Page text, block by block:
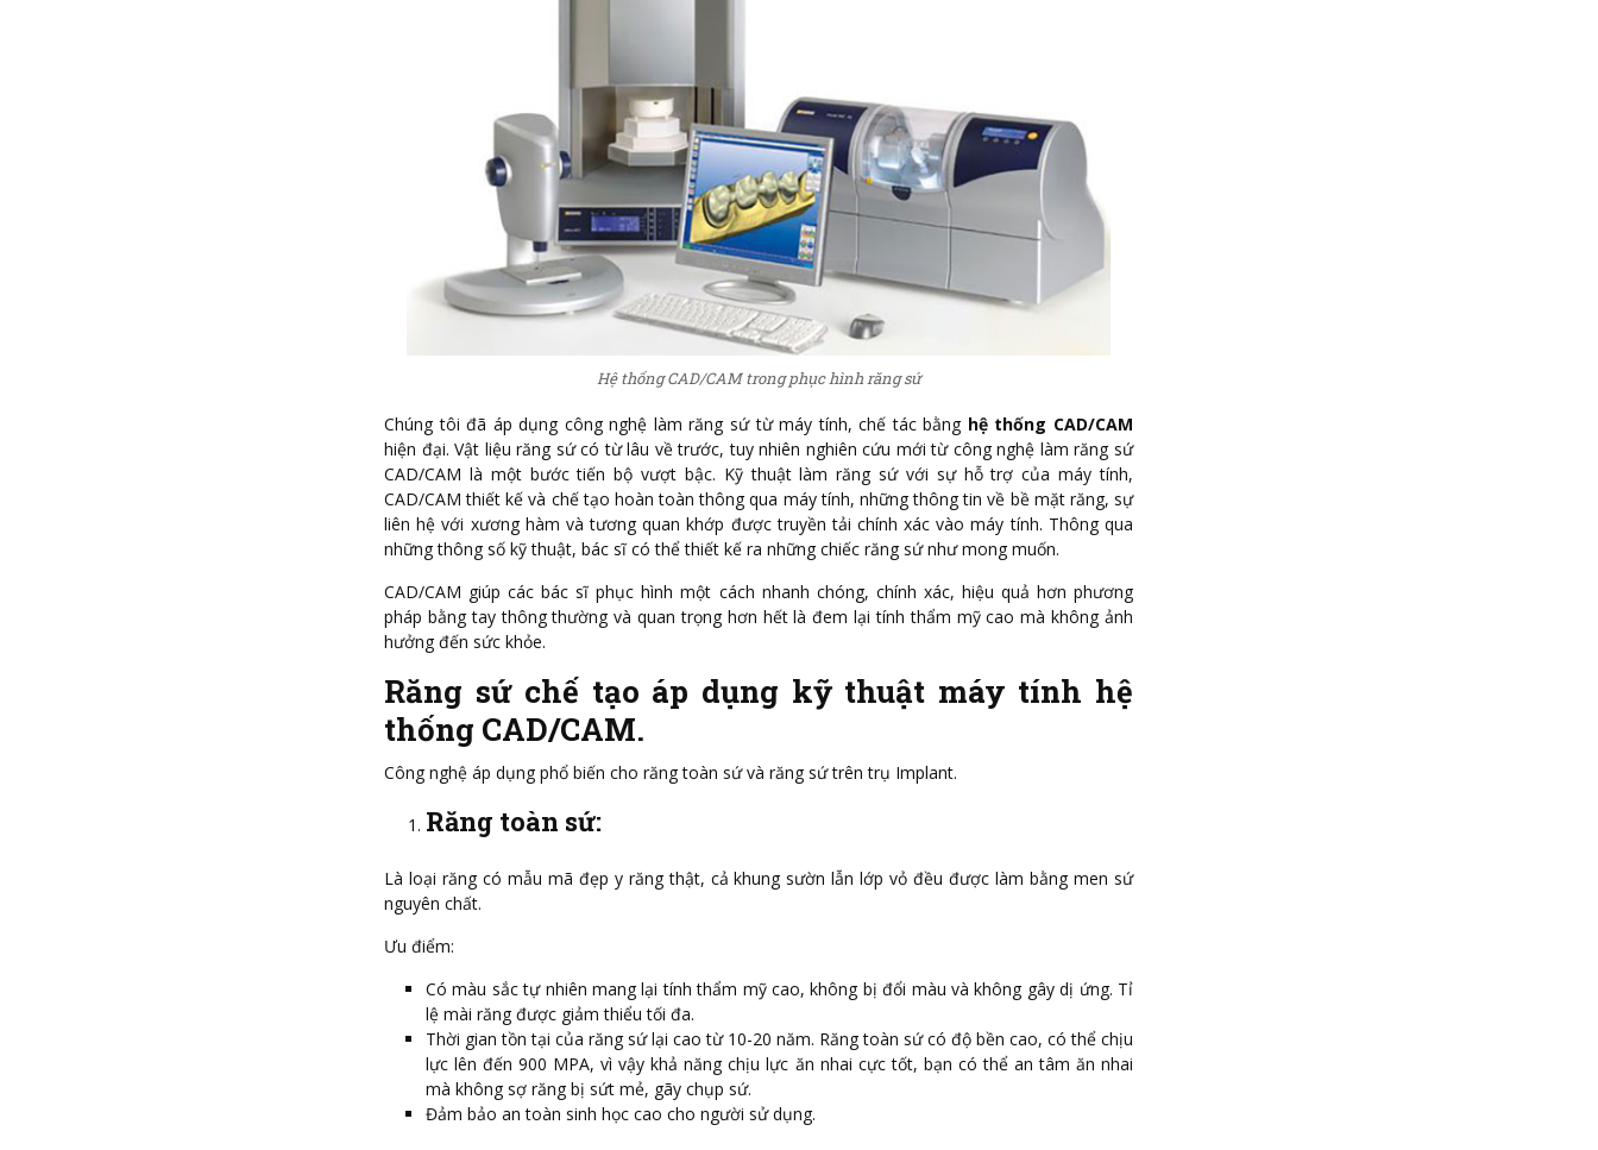
Hệ thống CAD/CAM trong phục hình răng sứ
Chúng tôi đã áp dụng công nghệ làm răng sứ từ máy tính, chế tác bằng hệ thống CAD/CAM
hiện đại. Vật liệu răng sứ có từ lâu về trước, tuy nhiên nghiên cứu mới từ công nghệ làm răng sứ
CAD/CAM là một bước tiến bộ vượt bậc. Kỹ thuật làm răng sứ với sự hỗ trợ của máy tính,
CAD/CAM thiết kế và chế tạo hoàn toàn thông qua máy tính, những thông tin về bề mặt răng, sự
liên hệ với xương hàm và tương quan khớp được truyền tải chính xác vào máy tính. Thông qua
những thông số kỹ thuật, bác sĩ có thể thiết kế ra những chiếc răng sứ như mong muốn.
CAD/CAM giúp các bác sĩ phục hình một cách nhanh chóng, chính xác, hiệu quả hơn phương
pháp bằng tay thông thường và quan trọng hơn hết là đem lại tính thẩm mỹ cao mà không ảnh
hưởng đến sức khỏe.
Răng sứ chế tạo áp dụng kỹ thuật máy tính hệ
thống CAD/CAM.
Công nghệ áp dụng phổ biến cho răng toàn sứ và răng sứ trên trụ Implant.
Răng toàn sứ:
Là loại răng có mẫu mã đẹp y răng thật, cả khung sườn lẫn lớp vỏ đều được làm bằng men sứ
nguyên chất.
Ưu điểm:
Có màu sắc tự nhiên mang lại tính thẩm mỹ cao, không bị đổi màu và không gây dị ứng. Tỉ
lệ mài răng được giảm thiểu tối đa.
Thời gian tồn tại của răng sứ lại cao từ 10-20 năm. Răng toàn sứ có độ bền cao, có thể chịu
lực lên đến 900 MPA, vì vậy khả năng chịu lực ăn nhai cực tốt, bạn có thể an tâm ăn nhai
mà không sợ răng bị sứt mẻ, gãy chụp sứ.
Đảm bảo an toàn sinh học cao cho người sử dụng.